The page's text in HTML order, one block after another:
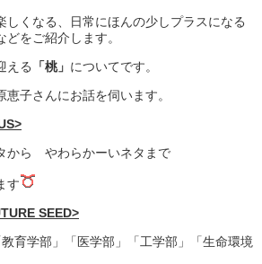
しくなる、日常にほんの少しプラスになる
をご紹介します。
える
「桃」 についてです。
恵子さんにお話を伺います。
から やわらかーいネタまで
す
SEED>
育学部」「医学部」「工学部」「生命環境